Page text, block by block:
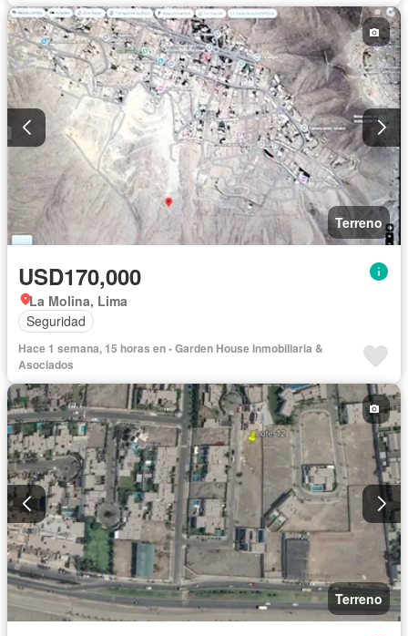
Terreno
USD170,000
La Molina, Lima
Seguridad
Hace 1 semana, 15 horas en - Garden House Inmobiliaria &
Asociados
Terreno